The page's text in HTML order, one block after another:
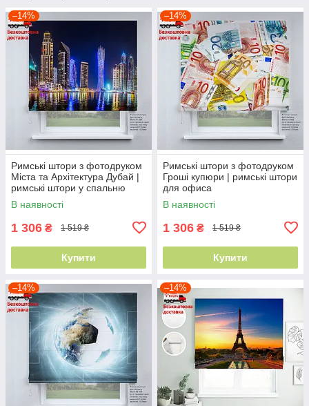
–14%
Римські штори з фотодруком
Міста та Архітектура Дубай |
римські штори у спальню
В наявності
1 306 ₴ 1 519 ₴
Купити
–14%
Римські штори з фотодруком
Гроші купюри | римські штори
для офиса
В наявності
1 306 ₴ 1 519 ₴
Купити
–14% –14%